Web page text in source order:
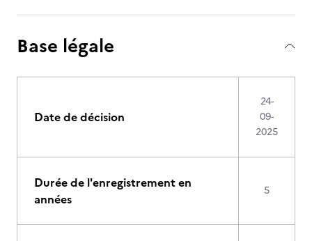
Base légale
Date de décision
24-
09-
2025
Durée de l'enregistrement en
années
5